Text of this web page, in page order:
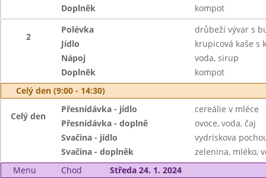
Doplněk
kompot
2
Polévka
drůbeží vývar s
Jídlo
krupicová kaše s
Nápoj
voda, sirup
Doplněk
kompot
Celý den (9:00 - 14:30)
Celý den
Přesnídávka - jídlo
cereálie v mléce
Přesnídávka - doplně
ovoce, voda, čaj
Svačina - jídlo
vydrískova
Svačina - doplněk
zelenina, mléko,
Menu
Chod
Středa 24. 1. 2024